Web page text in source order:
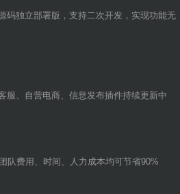
码独立部署版，支持二次开发，实现功能无
服、自营电商、信息发布插件持续更新中
队费用、时间、人力成本均可节省90%